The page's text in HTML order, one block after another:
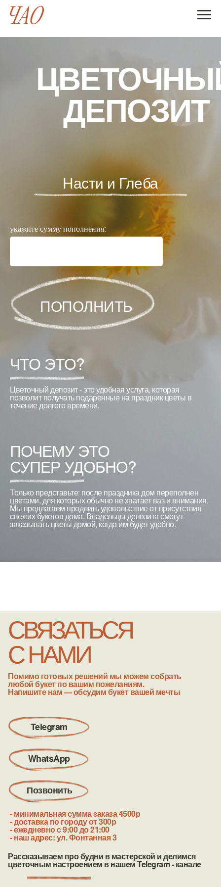
ЧТО ЭТО?
Цветочный депозит - это удобная услуга, которая
позволит получать подаренные на праздник цветы в
течение долгого времени.
укажите сумму пополнения:
ПОЧЕМУ ЭТО
СУПЕР УДОБНО?
Только представьте: после праздника дом переполнен
цветами, для которых обычно не хватает ваз и внимания.
Мы предлагаем продлить удовольствие от присутствия
свежих букетов дома. Владельцы депозита смогут
заказывать цветы домой, когда им будет удобно.
ДЕПОЗИТ
ПОПОЛНИТЬ
Насти и Глеба
СВЯЗАТЬСЯ
С НАМИ
Помимо готовых решений мы можем собрать
любой букет по вашим пожеланиям.
Напишите нам — обсудим букет вашей мечты
Рассказываем про будни в мастерской и делимся
цветочным настроением в нашем Telegram - канале
WhatsApp
Telegram
- минимальная сумма заказа 4500р
- доставка по городу от 300р
- ежедневно с 9:00 до 21:00
- наш адрес: ул. Фонтанная 3
Позвонить